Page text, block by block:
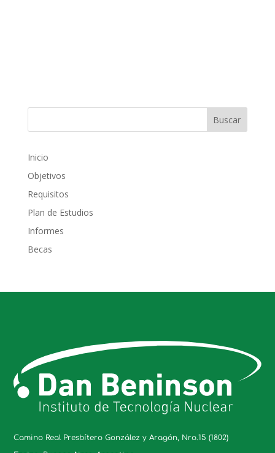
Inicio
Objetivos
Requisitos
Plan de Estudios
Informes
Becas
Camino Real Presbítero González y Aragón, Nro.15 (1802)